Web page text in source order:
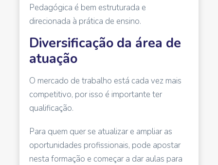
Pedagógica é bem estruturada e
direcionada à prática de ensino.
Diversificação da área de
atuação
O mercado de trabalho está cada vez mais
competitivo, por isso é importante ter
qualificação.
Para quem quer se atualizar e ampliar as
oportunidades profissionais, pode apostar
nesta formação e começar a dar aulas para